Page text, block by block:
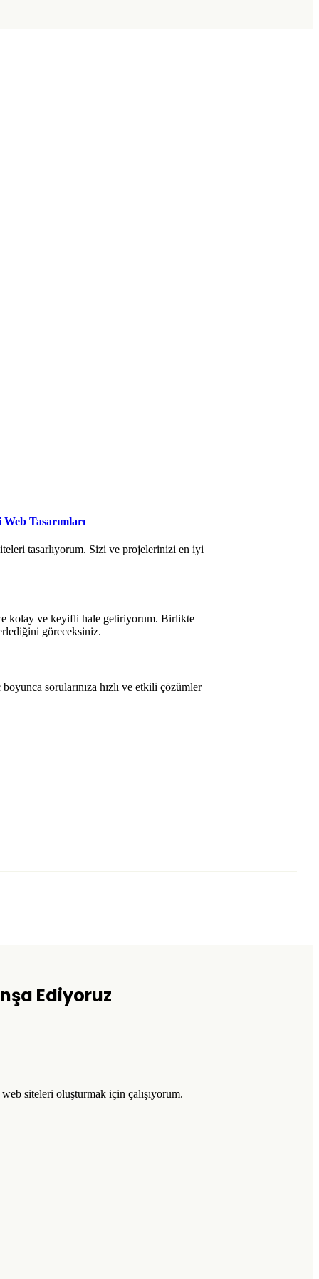
Tasarımları
tasarlıyorum. Sizi ve projelerinizi en iyi
kolay ve keyifli hale getiriyorum. Birlikte
göreceksiniz.
boyunca sorularınıza hızlı ve etkili çözümler
Ediyoruz
siteleri oluşturmak için çalışıyorum.